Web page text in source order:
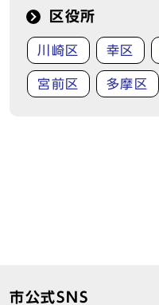
区役所
川崎区 幸区
宮前区 多摩区
市公式SNS